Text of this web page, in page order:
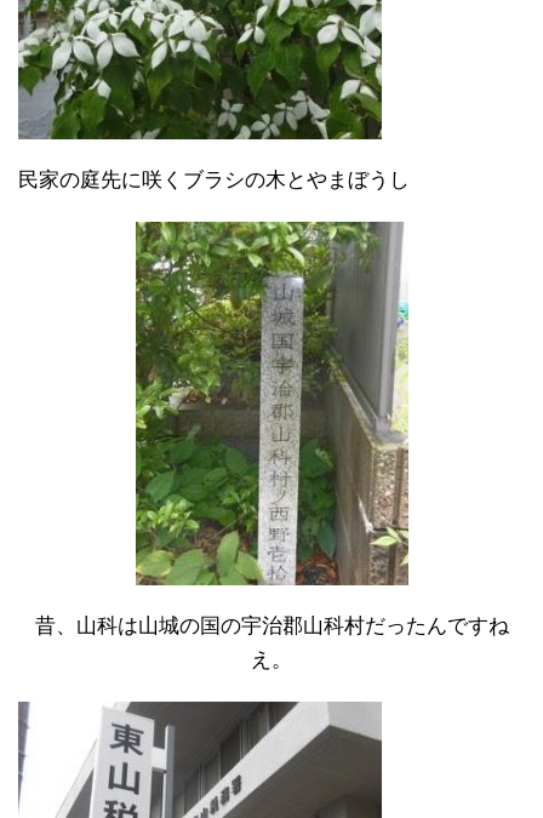
民家の庭先に咲くブラシの木とやまぼうし
昔、山科は山城の国の宇治郡山科村だったんですね
え。